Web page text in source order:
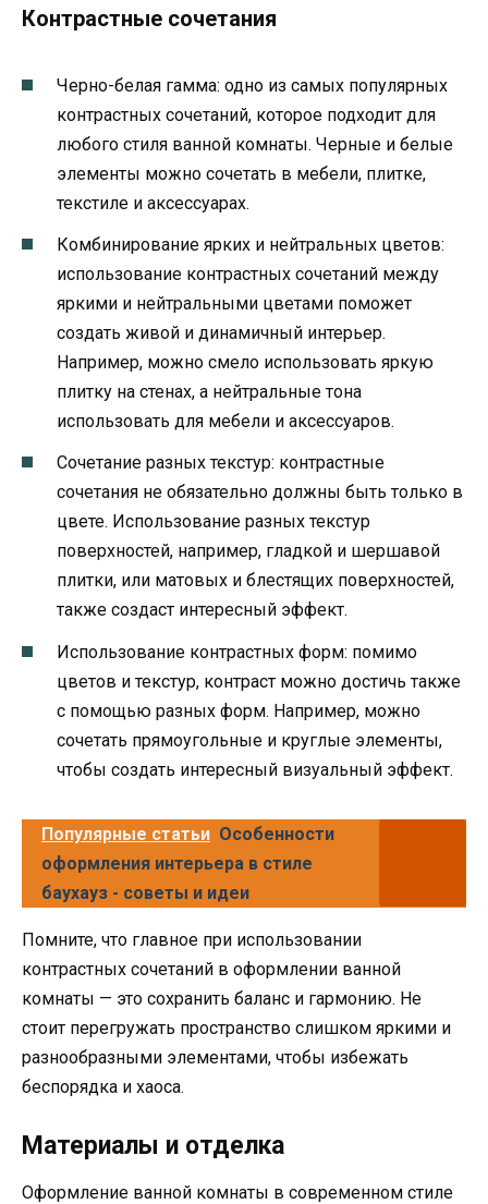
Контрастные сочетания
Черно-белая гамма: одно из самых популярных
контрастных сочетаний, которое подходит для
любого стиля ванной комнаты. Черные и белые
элементы можно сочетать в мебели, плитке,
текстиле и аксессуарах.
Комбинирование ярких и нейтральных цветов:
использование контрастных сочетаний между
яркими и нейтральными цветами поможет
создать живой и динамичный интерьер.
Например, можно смело использовать яркую
плитку на стенах, а нейтральные тона
использовать для мебели и аксессуаров.
Сочетание разных текстур: контрастные
сочетания не обязательно должны быть только в
цвете. Использование разных текстур
поверхностей, например, гладкой и шершавой
плитки, или матовых и блестящих поверхностей,
также создаст интересный эффект.
Использование контрастных форм: помимо
цветов и текстур, контраст можно достичь также
с помощью разных форм. Например, можно
сочетать прямоугольные и круглые элементы,
чтобы создать интересный визуальный эффект.
Популярные статьи Особенности
оформления интерьера в стиле
баухауз - советы и идеи
Помните, что главное при использовании
контрастных сочетаний в оформлении ванной
комнаты — это сохранить баланс и гармонию. Не
стоит перегружать пространство слишком яркими и
разнообразными элементами, чтобы избежать
беспорядка и хаоса.
Материалы и отделка
Оформление ванной комнаты в современном стиле